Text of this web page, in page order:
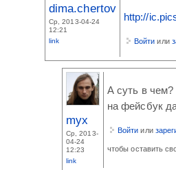
dima.chertov
Ср, 2013-04-24
12:21
link
http://
Войти или
myx
Ср, 2013-
04-24
12:23
link
А суть в
на фейсбук
Войти или
чтобы оставить